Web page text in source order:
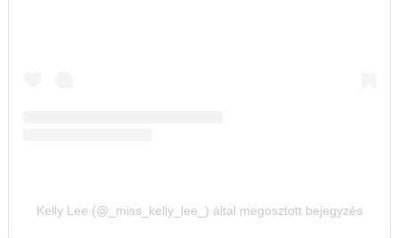
Kelly Lee (@_miss_kelly_lee_) által megosztott bejegyzés